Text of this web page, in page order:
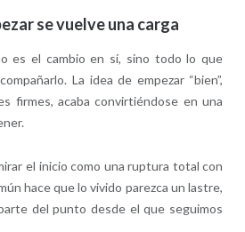
se vuelve una carga
es el cambio en sí, sino todo lo que
La idea de empezar “bien”,
firmes, acaba convirtiéndose en una
el inicio como una ruptura total con
hace que lo vivido parezca un lastre,
del punto desde el que seguimos